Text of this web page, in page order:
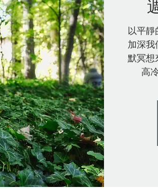
以平靜
加深我
默冥想
高